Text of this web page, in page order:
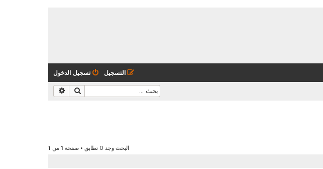
تسجيل الدخول التسجيل
بحث
البحث وجد 0 تطابق • صفحة 1 من 1